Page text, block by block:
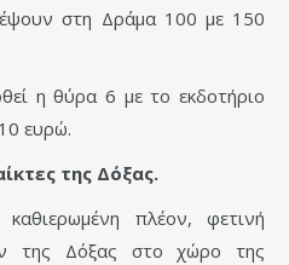
στη Δράμα 100 με 150
η θύρα 6 με το εκδοτήριο
ευρώ.
της Δόξας.
πλέον, φετινή
της Δόξας στο χώρο της